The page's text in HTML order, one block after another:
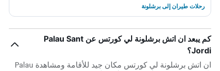
رحلات طيران إلى برشلونة
كم يبعد ان اتش برشلونة لي كورتس عن Palau Sant
Jordi؟
ان اتش برشلونة لي كورتس مكان جيد للأقامة ومشاهدة Palau